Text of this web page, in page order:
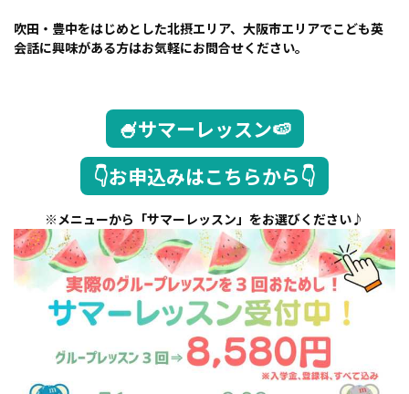
吹田・豊中をはじめとした北摂エリア、大阪市エリアでこども英
会話に興味がある方はお気軽にお問合せください。
🍧サマーレッスン🍉
👇お申込みはこちらから👇
※メニューから「サマーレッスン」をお選びください♪